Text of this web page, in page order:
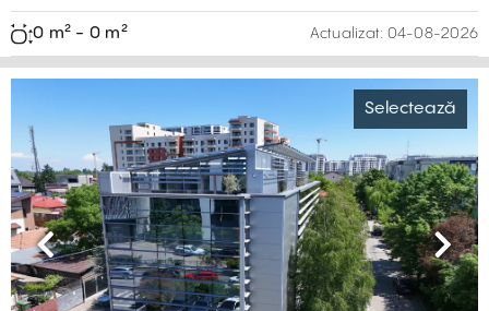
0 m² - 0 m² Actualizat: 04-08-2026
Selectează
Previous Next